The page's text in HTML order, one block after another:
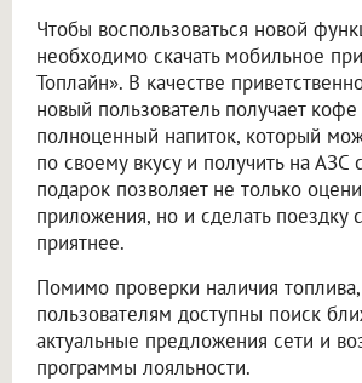
Чтобы воспользоваться новой
необходимо скачать мобильное
Топлайн». В качестве
новый пользователь получает
полноценный напиток, который
по своему вкусу и получить на АЗС
подарок позволяет не только
приложения, но и сделать поездку
приятнее.
Помимо проверки наличия
пользователям доступны поиск
актуальные предложения сети и
программы лояльности.